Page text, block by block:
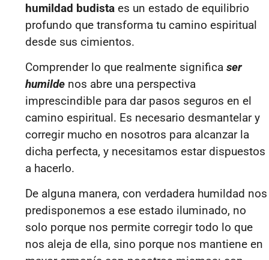
humildad budista es un estado de equilibrio
profundo que transforma tu camino espiritual
desde sus cimientos.
Comprender lo que realmente significa ser
humilde nos abre una perspectiva
imprescindible para dar pasos seguros en el
camino espiritual. Es necesario desmantelar y
corregir mucho en nosotros para alcanzar la
dicha perfecta, y necesitamos estar dispuestos
a hacerlo.
De alguna manera, con verdadera humildad nos
predisponemos a ese estado iluminado, no
solo porque nos permite corregir todo lo que
nos aleja de ella, sino porque nos mantiene en